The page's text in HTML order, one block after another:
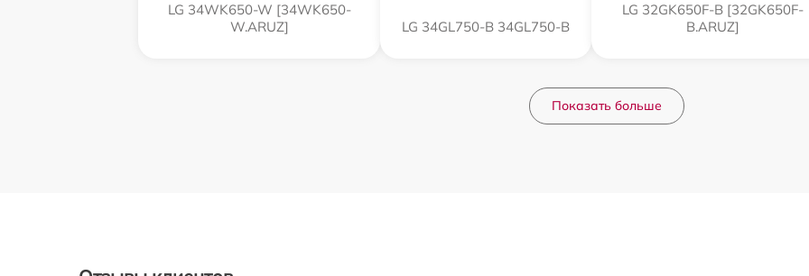
LG 34WK650-W [34WK650-
W.ARUZ]
LG 34GL750-B 34GL750-B
LG 32GK650F-B [32GK650F-
B.ARUZ]
Показать больше